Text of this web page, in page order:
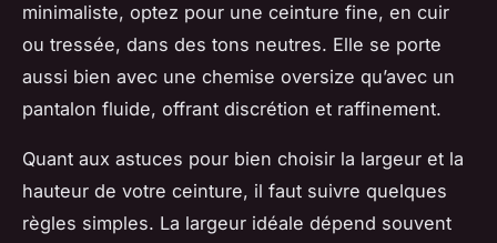
minimaliste, optez pour une ceinture fine, en cuir
ou tressée, dans des tons neutres. Elle se porte
aussi bien avec une chemise oversize qu’avec un
pantalon fluide, offrant discrétion et raffinement.
Quant aux astuces pour bien choisir la largeur et la
hauteur de votre ceinture, il faut suivre quelques
règles simples. La largeur idéale dépend souvent